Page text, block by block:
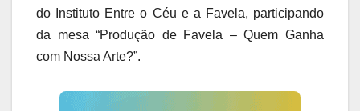
do Instituto Entre o Céu e a Favela, participando
da mesa “Produção de Favela – Quem Ganha
com Nossa Arte?”.